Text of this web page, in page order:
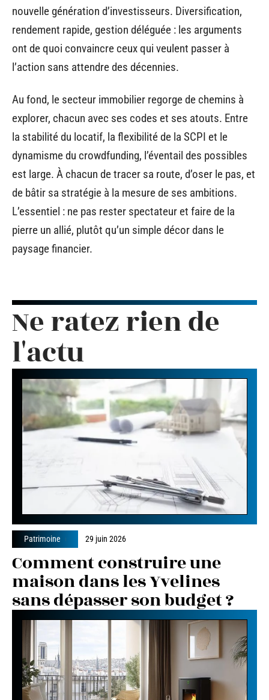
nouvelle génération d’investisseurs. Diversification,
rendement rapide, gestion déléguée : les arguments
ont de quoi convaincre ceux qui veulent passer à
l’action sans attendre des décennies.
Au fond, le secteur immobilier regorge de chemins à
explorer, chacun avec ses codes et ses atouts. Entre
la stabilité du locatif, la flexibilité de la SCPI et le
dynamisme du crowdfunding, l’éventail des possibles
est large. À chacun de tracer sa route, d’oser le pas, et
de bâtir sa stratégie à la mesure de ses ambitions.
L’essentiel : ne pas rester spectateur et faire de la
pierre un allié, plutôt qu’un simple décor dans le
paysage financier.
Ne ratez rien de
l'actu
Patrimoine 29 juin 2026
Comment construire une
maison dans les Yvelines
sans dépasser son budget ?